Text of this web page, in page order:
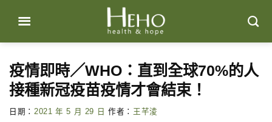
content
疫情即時／WHO：直到全球70%的人
接種新冠疫苗疫情才會結束！
日期： 2021 年 5 月 29 日 作者： 王芊淩